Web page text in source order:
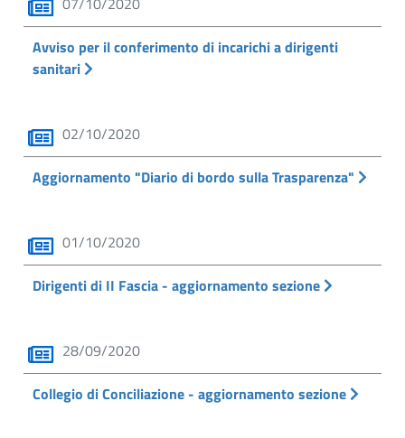
Avviso per il conferimento di incarichi a dirigenti
sanitari
02/10/2020
Aggiornamento "Diario di bordo sulla Trasparenza"
01/10/2020
Dirigenti di II Fascia - aggiornamento sezione
28/09/2020
Collegio di Conciliazione - aggiornamento sezione